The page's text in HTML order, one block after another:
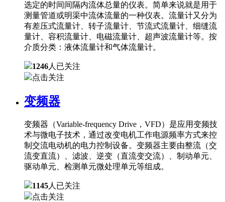
选定的时间间隔内流体总量的仪表。简单来说就是用于
测量管道或明渠中流体流量的一种仪表。流量计又分为
有差压式流量计、转子流量计、节流式流量计、细缝流
量计、容积流量计、电磁流量计、超声波流量计等。按
介质分类：液体流量计和气体流量计。
1246人已关注
点击关注
变频器
变频器（Variable-frequency Drive，VFD）是应用变频技
术与微电子技术，通过改变电机工作电源频率方式来控
制交流电动机的电力控制设备。变频器主要由整流（交
流变直流）、滤波、逆变（直流变交流）、制动单元、
驱动单元、检测单元微处理单元等组成。
1145人已关注
点击关注